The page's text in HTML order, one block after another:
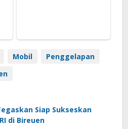
Mobil
Penggelapan
Siap Sukseskan
di Bireuen